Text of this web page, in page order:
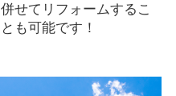
併せてリフォームするこ
とも可能です！